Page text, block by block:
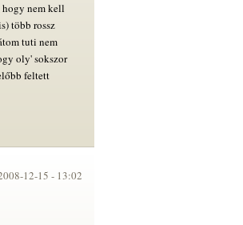
nem kell
több rossz
tuti nem
oly' sokszor
feltett
12-15 - 13:02